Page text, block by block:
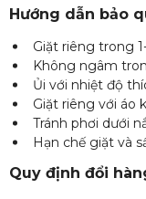
Hướng dẫn bảo
Giặt riêng trong
Không ngâm
Ủi với nhiệt độ
Giặt riêng với áo
Tránh phơi dưới
Hạn chế giặt và
Quy định đổi